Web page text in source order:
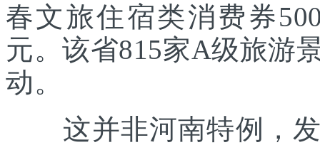
春文旅住宿类消费券
元。该省815家A级旅游
动。
这并非河南特例，发